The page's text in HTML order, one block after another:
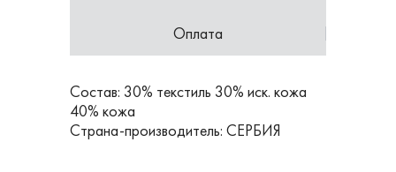
Оплата
Состав: 30% текстиль 30% иск. кожа
40% кожа
Страна-производитель: СЕРБИЯ